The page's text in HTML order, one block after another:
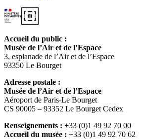
Accueil du public :
Musée de l’Air et de l’Espace
3, esplanade de l’Air et de l’Espace
93350 Le Bourget
Adresse postale :
Musée de l’Air et de l’Espace
Aéroport de Paris-Le Bourget
CS 90005 – 93352 Le Bourget Cedex
Renseignements : +33 (0)1 49 92 70 00
Accueil du musée : +33 (0)1 49 92 70 62